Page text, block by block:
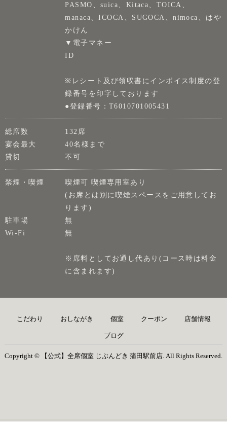
PASMO、suica、Kitaca、TOICA、
manaca、ICOCA、SUGOCA、nimoca、はや
かけん
▼電子マネー
ID
※レシート及び領収書にインボイス制度の登
録番号を印字しております
●登録番号：T6010701005431
総席数
132席
宴会最大
40名様まで
貸切
不可
禁煙・喫煙
喫煙可 喫煙専用室あり
(お席とは別に喫煙スペースをご用意してお
ります)
駐車場
無
Wi-Fi
無
※席料としてお通し代あり(コース時は料金
に含まれます)
こだわり おしながき 個室 クーポン 店舗情報
ブログ
Copyright © 【公式】全席個室 じぶんどき 蒲田駅前店. All Rights Reserved.